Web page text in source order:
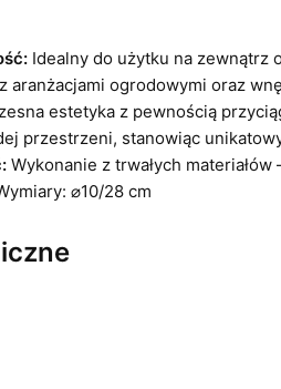
Idealny do użytku na zewnątrz
aranżacjami ogrodowymi oraz
estetyka z pewnością
przestrzeni, stanowiąc
Wykonanie z trwałych materiałów
⌀10/28 cm